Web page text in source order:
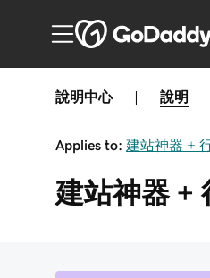
說明中心 說明
Applies to: 建站神器 +
建站神器 +